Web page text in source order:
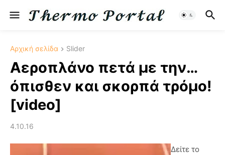
Αρχική σελίδα Slider
Αεροπλάνο πετά με την…
όπισθεν και σκορπά τρόμο!
[video]
4.10.16
Δείτε το